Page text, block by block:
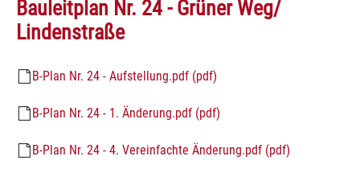
Bauleitplan Nr. 24 - Grüner Weg/
Lindenstraße
B-Plan Nr. 24 - Aufstellung.pdf (pdf)
B-Plan Nr. 24 - 1. Änderung.pdf (pdf)
B-Plan Nr. 24 - 4. Vereinfachte Änderung.pdf (pdf)